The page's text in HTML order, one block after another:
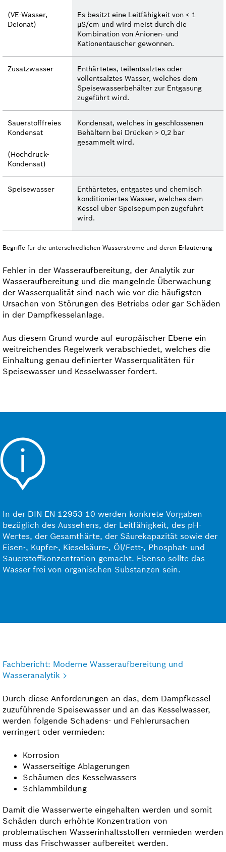
(VE-Wasser,
Deionat)
Es besitzt eine Leitfähigkeit von < 1
µS/cm und wird meist durch die
Kombination von Anionen- und
Kationentauscher gewonnen.
Zusatzwasser
Enthärtetes, teilentsalztes oder
vollentsalztes Wasser, welches dem
Speisewasserbehälter zur Entgasung
zugeführt wird.
Sauerstofffreies
Kondensat
(Hochdruck-
Kondensat)
Kondensat, welches in geschlossenen
Behältern bei Drücken > 0,2 bar
gesammelt wird.
Speisewasser
Enthärtetes, entgastes und chemisch
konditioniertes Wasser, welches dem
Kessel über Speisepumpen zugeführt
wird.
Begriffe für die unterschiedlichen Wasserströme und deren Erläuterung
Fehler in der Wasseraufbereitung, der Analytik zur
Wasseraufbereitung und die mangelnde Überwachung
der Wasserqualität sind nach wie vor die häufigsten
Ursachen von Störungen des Betriebs oder gar Schäden
in der Dampfkesselanlage.
Aus diesem Grund wurde auf europäischer Ebene ein
weitreichendes Regelwerk verabschiedet, welches die
Einhaltung genau definierter Wasserqualitäten für
Speisewasser und Kesselwasser fordert.
In der DIN EN 12953-10 werden konkrete Vorgaben
bezüglich des Aussehens, der Leitfähigkeit, des pH-
Wertes, der Gesamthärte, der Säurekapazität sowie der
Eisen-, Kupfer-, Kieselsäure-, Öl/Fett-, Phosphat- und
Sauerstoff­konzentration gemacht. Ebenso sollte das
Wasser frei von organischen Substanzen sein.
Fachbericht: Moderne Wasseraufbereitung und
Wasseranalytik
Durch diese Anforderungen an das, dem Dampfkessel
zuzuführende Speisewasser und an das Kessel­wasser,
werden folgende Schadens- und Fehlerursachen
verringert oder vermieden:
Korrosion
Wasserseitige Ablagerungen
Schäumen des Kesselwassers
Schlammbildung
Damit die Wasserwerte eingehalten werden und somit
Schäden durch erhöhte Konzentration von
problematischen Wasserinhaltsstoffen vermieden werden
muss das Frischwasser aufbereitet werden.